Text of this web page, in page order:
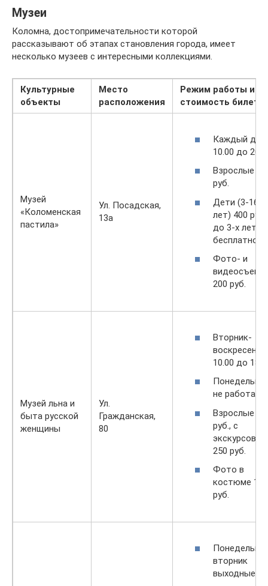
Музеи
Коломна, достопримечательности которой
рассказывают об этапах становления города, имеет
несколько музеев с интересными коллекциями.
Культурные
объекты
Место
расположения
Режим работы и
стоимость
Музей
«Коломенская
пастила»
Ул. Посадская,
13а
Каждый
10.00 до
Взрослые
руб.
Дети (3-16
лет) 400 руб.,
до 3-х лет
бесплатно.
Фото- и
200 руб.
Музей льна и
быта русской
женщины
Ул.
Гражданская,
80
Вторник-
воскресенье
10.00 до
не работает.
Взрослые
руб., с
250 руб.
Фото в
костюме 100
руб.
вторник
выходные.